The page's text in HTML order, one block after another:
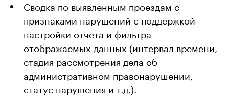
Сводка по выявленным проездам с
признаками нарушений с поддержкой
настройки отчета и фильтра
отображаемых данных (интервал времени,
стадия рассмотрения дела об
административном правонарушении,
статус нарушения и т.д.).